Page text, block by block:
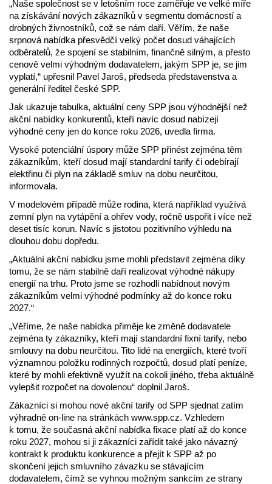
„Naše společnost se v letošním roce zaměřuje ve velké míře
na získávání nových zákazníků v segmentu domácností a
drobných živnostníků, což se nám daří. Věřím, že naše
srpnová nabídka přesvědčí velký počet dosud váhajících
odběratelů, že spojení se stabilním, finančně silným, a přesto
cenově velmi výhodným dodavatelem, jakým SPP je, se jim
vyplatí,“ upřesnil Pavel Jaroš, předseda představenstva a
generální ředitel české SPP.
Jak ukazuje tabulka, aktuální ceny SPP jsou výhodnější než
akční nabídky konkurentů, kteří navíc dosud nabízejí
výhodné ceny jen do konce roku 2026, uvedla firma.
Vysoké potenciální úspory může SPP přinést zejména těm
zákazníkům, kteří dosud mají standardní tarify či odebírají
elektřinu či plyn na základě smluv na dobu neurčitou,
informovala.
V modelovém případě může rodina, která například využívá
zemní plyn na vytápění a ohřev vody, ročně uspořit i více než
deset tisíc korun. Navíc s jistotou pozitivního výhledu na
dlouhou dobu dopředu.
„Aktuální akční nabídku jsme mohli představit zejména díky
tomu, že se nám stabilně daří realizovat výhodné nákupy
energií na trhu. Proto jsme se rozhodli nabídnout novým
zákazníkům velmi výhodné podmínky až do konce roku
2027.“
„Věříme, že naše nabídka přiměje ke změně dodavatele
zejména ty zákazníky, kteří mají standardní fixní tarify, nebo
smlouvy na dobu neurčitou. Tito lidé na energiích, které tvoří
významnou položku rodinných rozpočtů, dosud platí peníze,
které by mohli efektivně využít na cokoli jiného, třeba aktuálně
vylepšit rozpočet na dovolenou“ doplnil Jaroš.
Zákazníci si mohou nové akční tarify od SPP sjednat zatím
výhradně on-line na stránkách www.spp.cz. Vzhledem
k tomu, že současná akční nabídka fixace platí až do konce
roku 2027, mohou si ji zákazníci zařídit také jako návazný
kontrakt k produktu konkurence a přejít k SPP až po
skončení jejich smluvního závazku se stávajícím
dodavatelem, čímž se vyhnou možným sankcím ze strany